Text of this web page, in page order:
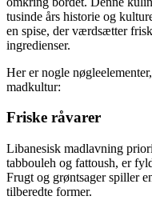
tusinde års historie og
en spise, der værdsætter
ingredienser.
Her er nogle
madkultur:
Friske råvarer
Libanesisk madlavning
tabbouleh og fattoush, er
Frugt og grøntsager spiller
tilberedte former.